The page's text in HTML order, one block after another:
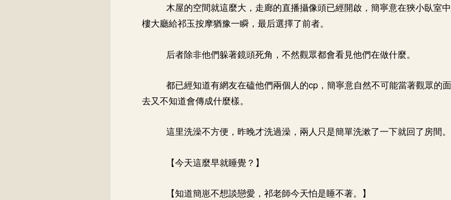
木屋的空間就這麼大，走廊的直播攝像頭已經開啟，簡寧意在狹小臥室
樓大廳給祁玉按摩猶豫一瞬，最后選擇了前者。
后者除非他們躲著鏡頭死角，不然觀眾都會看見他們在做什麼。
都已經知道有網友在磕他們兩個人的cp，簡寧意自然不可能當著觀眾的
去又不知道會傳成什麼樣。
這里洗澡不方便，昨晚才洗過澡，兩人只是簡單洗漱了一下就回了房間。
【今天這麼早就睡覺？】
【知道簡崽不想談戀愛，祁老師今天怕是睡不著。】